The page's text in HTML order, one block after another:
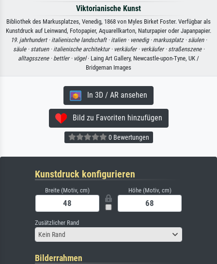
Viktorianische Kunst
Bibliothek des Markusplatzes, Venedig, 1868 von Myles Birket Foster. Verfügbar als
Kunstdruck auf Leinwand, Fotopapier, Aquarellkarton, Naturpapier oder Japanpapier.
19. jahrhundert · italienische landschaft · italien · venedig · markusplatz · säulen ·
säule · statuen · italienische architektur · verkäufer · verkäufer · straßenszene ·
alltagsszene · bettler · vögel· Laing Art Gallery, Newcastle-upon-Tyne, UK /
Bridgeman Images
In 3D / AR ansehen
Bild zu Favoriten hinzufügen
0 Bewertungen
Kunstdruck konfigurieren
Breite (Motiv, cm) Höhe (Motiv, cm)
Zusätzlicher Rand
Kein Rand
Bilderrahmen